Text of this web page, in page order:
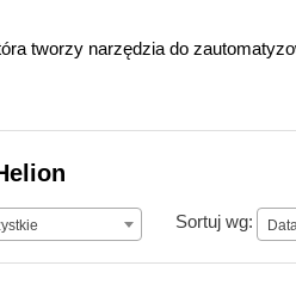
tworzy narzędzia do
Sortuj wg: Data